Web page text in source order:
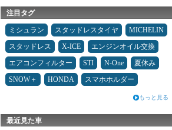
注目タグ
ミシュラン スタッドレスタイヤ
MICHELIN
スタッドレス
X-ICE
エンジンオイル交換
エアコンフィルター
STI N-One
夏休み
SNOW＋
HONDA スマホホルダー
もっと見る
最近見た車